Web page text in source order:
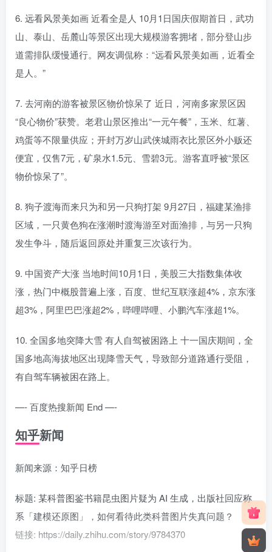
6. 远看风景美如画 近看全是人 10月1日国庆假期首日，武功
山、泰山、岳麓山等景区出现大规模游客拥堵，部分登山步
道需排队缓慢通行。网友调侃称：“远看风景美如画，近看全
是人。”
7. 去河南的游客被景区物价惊呆了 近日，河南多家景区因
“良心物价”获赞。老君山景区推出“一元午餐”，玉米、红薯、
鸡蛋等不限量供应；开封万岁山武侠城雨衣比景区外小贩还
便宜，仅售7元，矿泉水1.5元、雪碧3元。游客直呼被“景区
物价惊呆了”。
8. 狗子渡海而来只为和另一只狗打架 9月27日，福建某渔排
区域，一只黄色狗在涨潮时渡海游至对面渔排，与另一只狗
发生争斗，随后返回原处并重复三次该行为。
9. 中国资产大涨 当地时间10月1日，美股三大指数集体收
涨，热门中概股普遍上涨，百度、世纪互联涨超4%，京东涨
超3%，阿里巴巴涨超2%，哔哩哔哩、小鹏汽车涨超1%。
10. 全国多地突降大雪 有人自驾被困路上 十一国庆期间，全
国多地高海拔地区出现降雪天气，导致部分道路通行受阻，
有自驾车辆被困在路上。
—- 百度热搜新闻 End —-
知乎新闻
新闻来源：知乎日榜
标题: 某科普图鉴书籍昆虫图片疑为 AI 生成，出版社回应称
系「建模还原图」，如何看待此类科普图片失真问题？
链接: https://daily.zhihu.com/story/9784370